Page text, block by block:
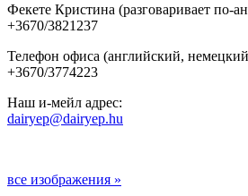
Фекете Кристина (разговаривает по-
+3670/3821237
Телефон офиса (английский,
+3670/3774223
Наш и-мейл адрес:
dairyep@dairyep.hu
все изображения »